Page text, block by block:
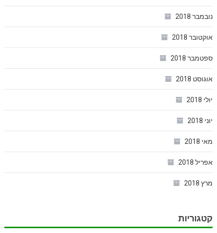
נובמבר 2018
אוקטובר 2018
ספטמבר 2018
אוגוסט 2018
יולי 2018
יוני 2018
מאי 2018
אפריל 2018
מרץ 2018
קטגוריות